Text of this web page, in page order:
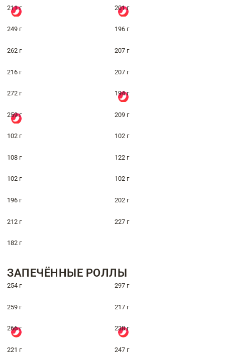
211 г 201 г
249 г 196 г
262 г 207 г
216 г 207 г
272 г 194 г
259 г 209 г
102 г 102 г
108 г 122 г
102 г 102 г
196 г 202 г
212 г 227 г
182 г
ЗАПЕЧЁННЫЕ РОЛЛЫ
254 г 297 г
259 г 217 г
266 г 238 г
221 г 247 г